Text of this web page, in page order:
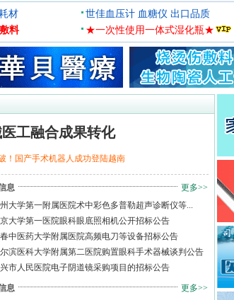
材
世佳血压计 血糖仪 出口品质
料
★一次性使用一体式湿化瓶★
工融合成果转化
！国产手术机器人成功登陆越南
息
更多>>
大学第一附属医院术中彩色多普勒超声诊断仪等...
大学第一医院眼科眼底照相机公开招标公告
中医药大学附属医院高频电刀等设备招标公告
滨医科大学附属第二医院购置眼科手术器械谈判公告
市人民医院电子阴道镜采购项目的招标公告
息
更多>>